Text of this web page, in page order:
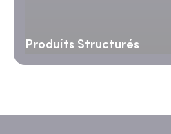
Produits Structurés